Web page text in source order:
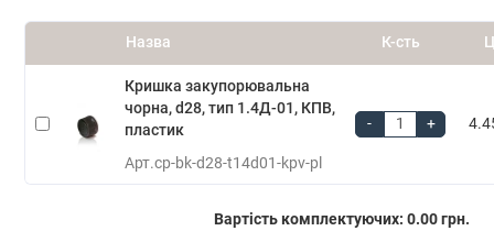
Назва К-сть
Кришка закупорювальна
чорна, d28, тип 1.4Д-01, КПВ,
пластик
Арт.cp-bk-d28-t14d01-kpv-pl
- +
Вартість комплектуючих: 0.00 грн.